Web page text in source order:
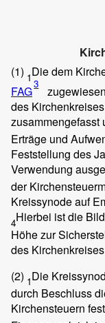
(1) 1Die dem
FAG3
des
zusammengefasst
Erträge und
Feststellung des
Verwendung
der
Kreissynode auf
4Hierbei ist die
Höhe zur
des
(2) 1Die
durch Beschluss
Kirchensteuern